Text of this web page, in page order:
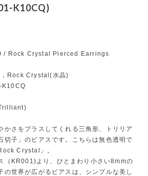
K10CQ)
/ Rock Crystal Pierced Earrings
Crystal(水晶)
かさをプラスしてくれる三角形、トリリア
切子」のピアスです。こちらは無色透明で
Crystal」。
（KR001)より、ひとまわり小さい8mmの
の世界が広がるピアスは、シンプルな美し